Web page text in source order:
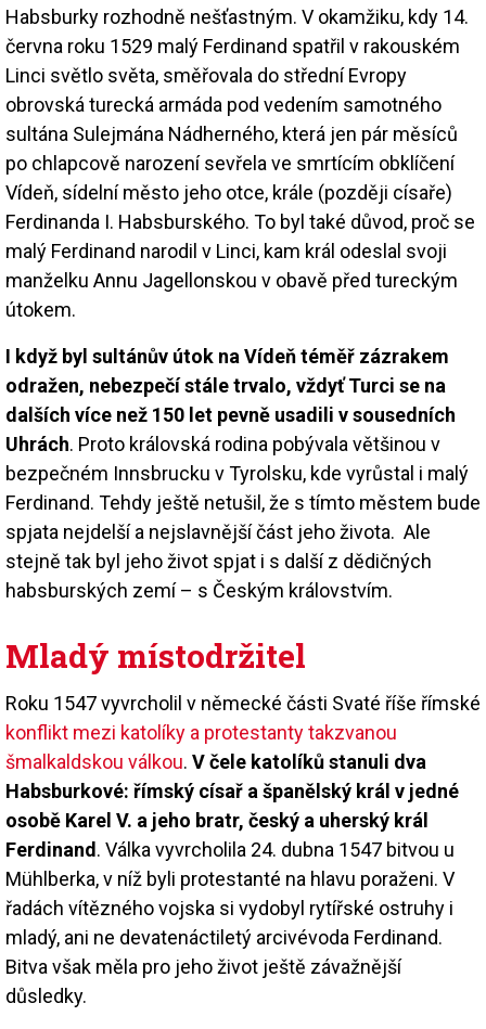
Habsburky rozhodně nešťastným. V okamžiku, kdy 14.
června roku 1529 malý Ferdinand spatřil v rakouském
Linci světlo světa, směřovala do střední Evropy
obrovská turecká armáda pod vedením samotného
sultána Sulejmána Nádherného, která jen pár měsíců
po chlapcově narození sevřela ve smrtícím obklíčení
Vídeň, sídelní město jeho otce, krále (později císaře)
Ferdinanda I. Habsburského. To byl také důvod, proč se
malý Ferdinand narodil v Linci, kam král odeslal svoji
manželku Annu Jagellonskou v obavě před tureckým
útokem.
I když byl sultánův útok na Vídeň téměř zázrakem
odražen, nebezpečí stále trvalo, vždyť Turci se na
dalších více než 150 let pevně usadili v sousedních
Uhrách. Proto královská rodina pobývala většinou v
bezpečném Innsbrucku v Tyrolsku, kde vyrůstal i malý
Ferdinand. Tehdy ještě netušil, že s tímto městem bude
spjata nejdelší a nejslavnější část jeho života. Ale
stejně tak byl jeho život spjat i s další z dědičných
habsburských zemí – s Českým královstvím.
Mladý místodržitel
Roku 1547 vyvrcholil v německé části Svaté říše římské
konflikt mezi katolíky a protestanty takzvanou
šmalkaldskou válkou. V čele katolíků stanuli dva
Habsburkové: římský císař a španělský král v jedné
osobě Karel V. a jeho bratr, český a uherský král
Ferdinand. Válka vyvrcholila 24. dubna 1547 bitvou u
Mühlberka, v níž byli protestanté na hlavu poraženi. V
řadách vítězného vojska si vydobyl rytířské ostruhy i
mladý, ani ne devatenáctiletý arcivévoda Ferdinand.
Bitva však měla pro jeho život ještě závažnější
důsledky.